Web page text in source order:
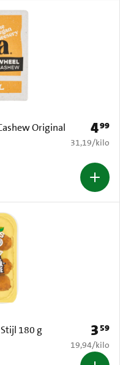
Original
Prijs:
499
€ 31,19 per
31,19/kilo
180 g Prijs:
3 59
€ 19,94 per
19,94/kilo